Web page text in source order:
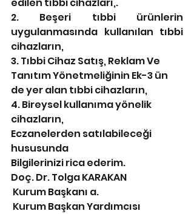
2. Beşeri tıbbi ürünlerin
uygulanmasında kullanılan tıbbi
cihazların,
3. Tıbbi Cihaz Satış, Reklam Ve
Tanıtım Yönetmeliğinin Ek-3 ün
de yer alan tıbbi cihazların,
4. Bireysel kullanıma yönelik
cihazların,
Eczanelerden satılabileceği
hususunda
Bilgilerinizi rica ederim.
Doç. Dr. Tolga KARAKAN
Kurum Başkanı a.
Kurum Başkan Yardımcısı